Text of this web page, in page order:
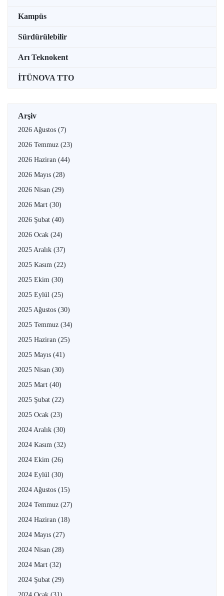
Kampüs
Sürdürülebilir
Arı Teknokent
İTÜNOVA TTO
Arşiv
2026 Ağustos (7)
2026 Temmuz (23)
2026 Haziran (44)
2026 Mayıs (28)
2026 Nisan (29)
2026 Mart (30)
2026 Şubat (40)
2026 Ocak (24)
2025 Aralık (37)
2025 Kasım (22)
2025 Ekim (30)
2025 Eylül (25)
2025 Ağustos (30)
2025 Temmuz (34)
2025 Haziran (25)
2025 Mayıs (41)
2025 Nisan (30)
2025 Mart (40)
2025 Şubat (22)
2025 Ocak (23)
2024 Aralık (30)
2024 Kasım (32)
2024 Ekim (26)
2024 Eylül (30)
2024 Ağustos (15)
2024 Temmuz (27)
2024 Haziran (18)
2024 Mayıs (27)
2024 Nisan (28)
2024 Mart (32)
2024 Şubat (29)